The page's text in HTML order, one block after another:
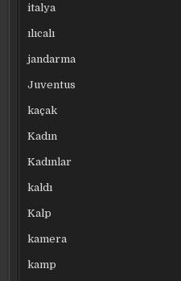
italya
ılıcalı
jandarma
Juventus
kaçak
Kadın
Kadınlar
kaldı
Kalp
kamera
kamp